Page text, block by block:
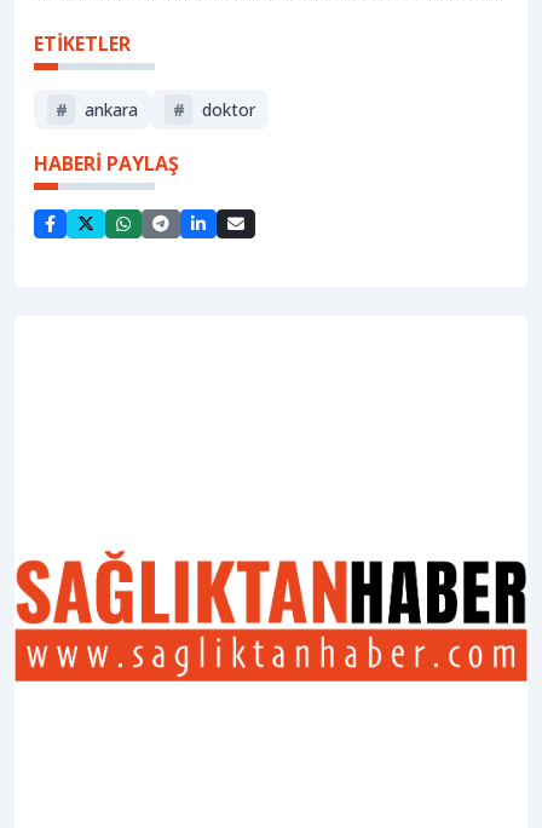
ETİKETLER
# ankara # doktor
HABERİ PAYLAŞ